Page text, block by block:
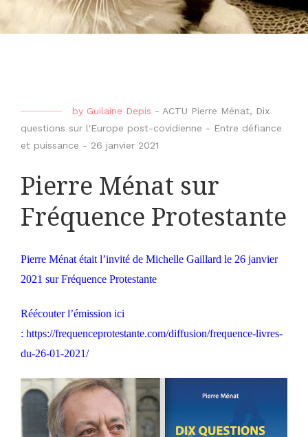
by Guilaine Depis - ACTU Pierre Ménat, Dix
questions sur l'Europe post-covidienne - Entre défiance
et puissance - 26 janvier 2021
Pierre Ménat sur
Fréquence Protestante
Pierre Ménat était l’invité de Michelle Gaillard le 26 janvier
2021 sur Fréquence Protestante
Réécouter l’émission ici
: https://frequenceprotestante.com/diffusion/frequence-livres-
du-26-01-2021/